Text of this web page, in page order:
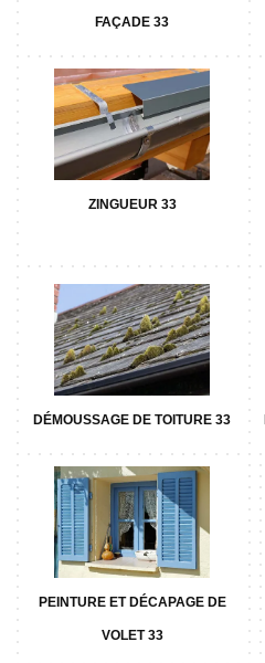
FAÇADE 33
ZINGUEUR 33
DÉMOUSSAGE DE TOITURE 33
PEINTURE ET DÉCAPAGE DE
VOLET 33